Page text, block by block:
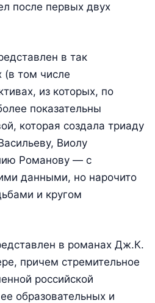
после первых двух
в так
(в том числе
из которых, по
показательны
которая создала триаду
Виолу
Романову — с
данными, но нарочито
и кругом
в романах Дж.К.
причем стремительное
российской
образовательных и